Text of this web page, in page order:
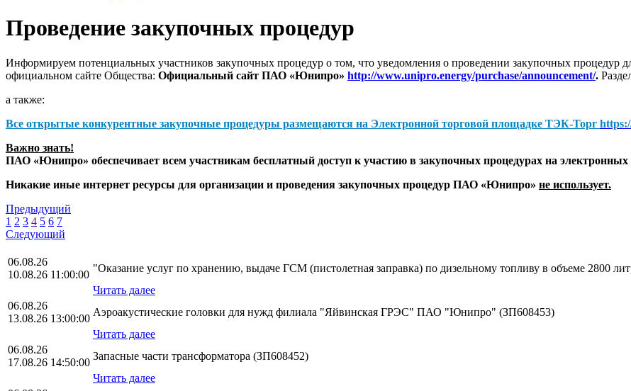
Проведение закупочных процедур
Информируем потенциальных участников закупочных процедур о том, что уведомления о проведении закупочных
официальном сайте Общества: Официальный сайт ПАО «Юнипро» http://www.unipro.energy/purchase/announcement/.
а также:
Все открытые конкурентные закупочные процедуры размещаются на Электронной торговой площадке ТЭК-Торг
Важно знать!
ПАО «Юнипро» обеспечивает всем участникам бесплатный доступ к участию в закупочных процедурах на
Никакие иные интернет ресурсы для организации и проведения закупочных процедур ПАО «Юнипро» не использует.
Предыдущий
1 2 3 4 5 6 7
Следующий
06.08.26
10.08.26 11:00:00
"Оказание услуг по хранению, выдаче ГСМ (пистолетная заправка) по дизельному топливу в объеме 2800
Читать далее
06.08.26
13.08.26 13:00:00
Аэроакустические головки для нужд филиала "Яйвинская ГРЭС" ПАО "Юнипро" (ЗП608453)
Читать далее
06.08.26
17.08.26 14:50:00
Запасные части трансформатора (ЗП608452)
Читать далее